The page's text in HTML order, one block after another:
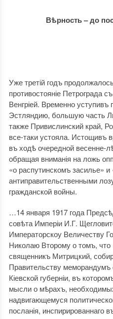
Вѣрность – до
Уже третій годъ
противостояніе Петрограда
Венгріей. Временно
Эстляндию, большую часть
также Привислинский край,
все-таки устояла. Истощивъ
въ ходѣ очередной весенне-
обращая вниманія на ложь
«о распутинскомъ засилье»
антиправительственными
гражданской войны.
…14 января 1917 года
совѣта Имперіи И.Г.
Императорскоу Величеству
Николаю Второму о томъ,
священникъ Митрицкий,
Правительству меморандумъ
Кіевской губерніи, въ
мысли о мѣрахъ,
надвигающемуся
посланія, инспирированнаго